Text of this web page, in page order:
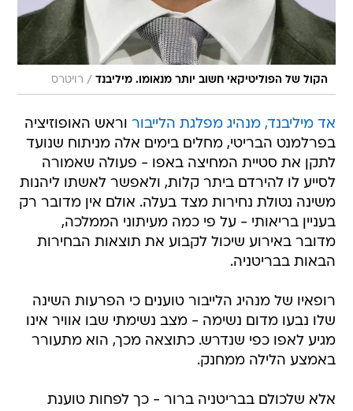
הקול של הפוליטיקאי חשוב יותר מנאומו. מיליבנד / רויטרס
אד מיליבנד, מנהיג מפלגת הלייבור וראש האופוזיציה
בפרלמנט הבריטי, מחלים בימים אלה מניתוח שנועד
לתקן את סטיית המחיצה באפו - פעולה שאמורה
לסייע לו להירדם ביתר קלות, ולאפשר לאשתו ליהנות
משינה נטולת נחירות מצד בעלה. אולם אין מדובר רק
בעניין בריאותי - על פי כמה מעיתוני הממלכה,
מדובר באירוע שיכול לקבוע את תוצאות הבחירות
הבאות בבריטניה.
רופאיו של מנהיג הלייבור טוענים כי הפרעות השינה
שלו נבעו מדום נשימה - מצב נשימתי שבו אוויר אינו
מגיע לאפו כפי שנדרש. כתוצאה מכך, הוא מתעורר
באמצע הלילה ממחנק.
אלא שלכולם בבריטניה ברור - כך לפחות טוענת